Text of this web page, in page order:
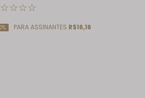
☆☆☆☆
PARA ASSINANTES R$16,16